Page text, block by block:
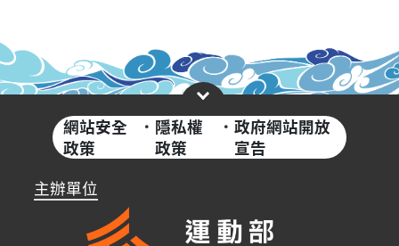
網站安全
政策
· 隱私權
政策
·政府網站開放
宣告
主辦單位